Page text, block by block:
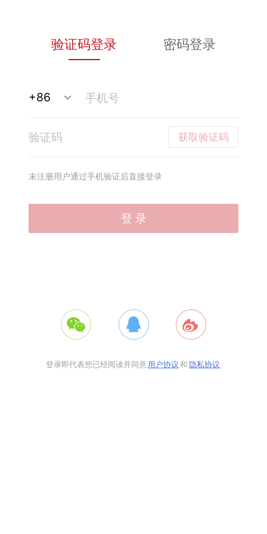
验证码登录 密码登录
获取验证码
未注册用户通过手机验证后直接登录
登 录
登录即代表您已经阅读并同意用户协议和隐私协议